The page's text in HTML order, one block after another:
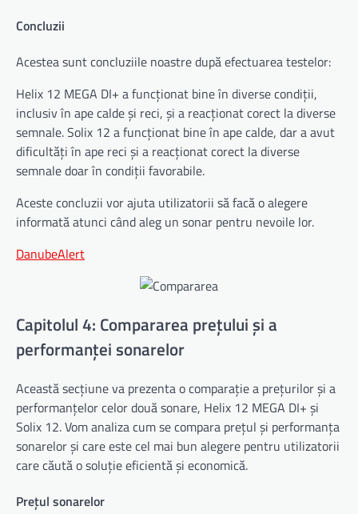
Concluzii
Acestea sunt concluziile noastre după efectuarea testelor:
Helix 12 MEGA DI+ a funcționat bine în diverse condiții,
inclusiv în ape calde și reci, și a reacționat corect la diverse
semnale. Solix 12 a funcționat bine în ape calde, dar a avut
dificultăți în ape reci și a reacționat corect la diverse
semnale doar în condiții favorabile.
Aceste concluzii vor ajuta utilizatorii să facă o alegere
informată atunci când aleg un sonar pentru nevoile lor.
DanubeAlert
Capitolul 4: Compararea prețului și a
performanței sonarelor
Această secțiune va prezenta o comparație a prețurilor și a
performanțelor celor două sonare, Helix 12 MEGA DI+ și
Solix 12. Vom analiza cum se compara prețul și performanța
sonarelor și care este cel mai bun alegere pentru utilizatorii
care căută o soluție eficientă și economică.
Prețul sonarelor